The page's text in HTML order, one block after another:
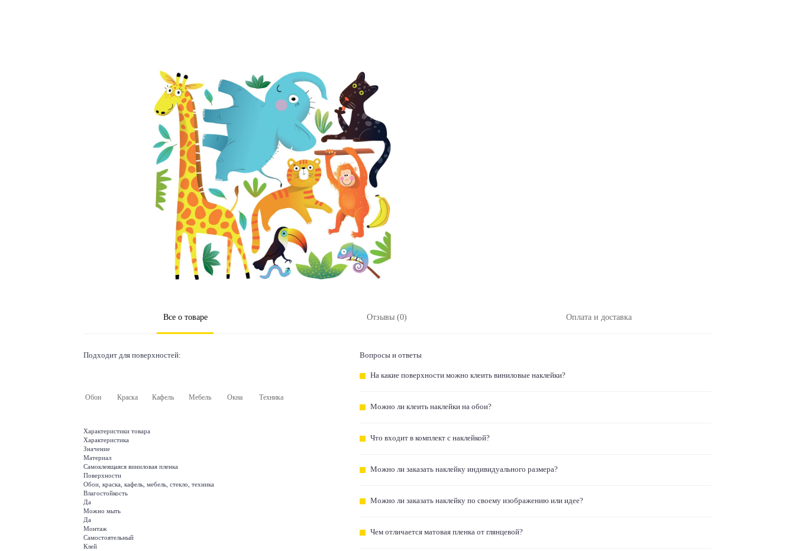
Все о товаре Отзывы (0) Оплата и доставка
Подходит для поверхностей:
Обои Краска Кафель Мебель Окна Техника
Характеристики товара
Характеристика
Значение
Материал
Самоклеящаяся виниловая пленка
Поверхности
Обои, краска, кафель, мебель, стекло, техника
Влагостойкость
Да
Можно мыть
Да
Монтаж
Самостоятельный
Клей
Вопросы и ответы
На какие поверхности можно клеить виниловые наклейки?
Можно ли клеить наклейки на обои?
Что входит в комплект с наклейкой?
Можно ли заказать наклейку индивидуального размера?
Можно ли заказать наклейку по своему изображению или идее?
Чем отличается матовая пленка от глянцевой?